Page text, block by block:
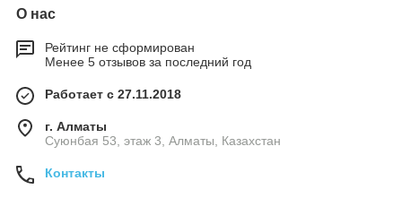
О нас
Рейтинг не сформирован
Менее 5 отзывов за последний год
Работает с 27.11.2018
г. Алматы
Суюнбая 53, этаж 3, Алматы, Казахстан
Контакты